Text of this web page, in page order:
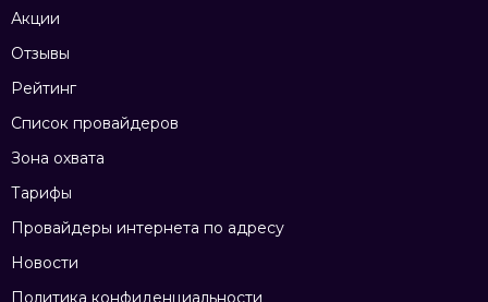
Акции
Отзывы
Рейтинг
Список провайдеров
Зона охвата
Тарифы
Провайдеры интернета по адресу
Новости
Политика конфиденциальности